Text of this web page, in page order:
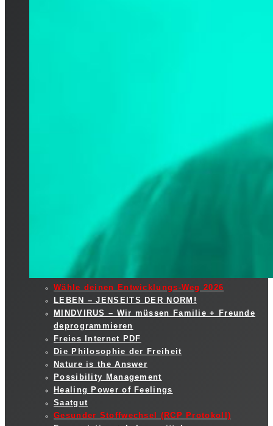
Wähle deinen Entwicklungs-Weg 2026
LEBEN – JENSEITS DER NORM!
MINDVIRUS – Wir müssen Familie + Freunde
deprogrammieren
Freies Internet PDF
Die Philosophie der Freiheit
Nature is the Answer
Possibility Management
Healing Power of Feelings
Saatgut
Gesunder Stoffwechsel (RCP Protokoll)